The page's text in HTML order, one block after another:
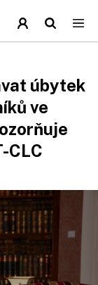
úbytek
ve
CLC